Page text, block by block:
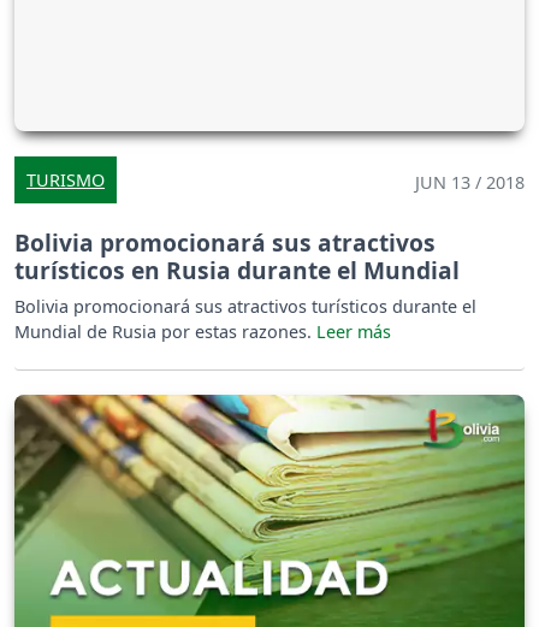
TURISMO JUN 13 / 2018
Bolivia promocionará sus atractivos
turísticos en Rusia durante el Mundial
Bolivia promocionará sus atractivos turísticos durante el
Mundial de Rusia por estas razones.